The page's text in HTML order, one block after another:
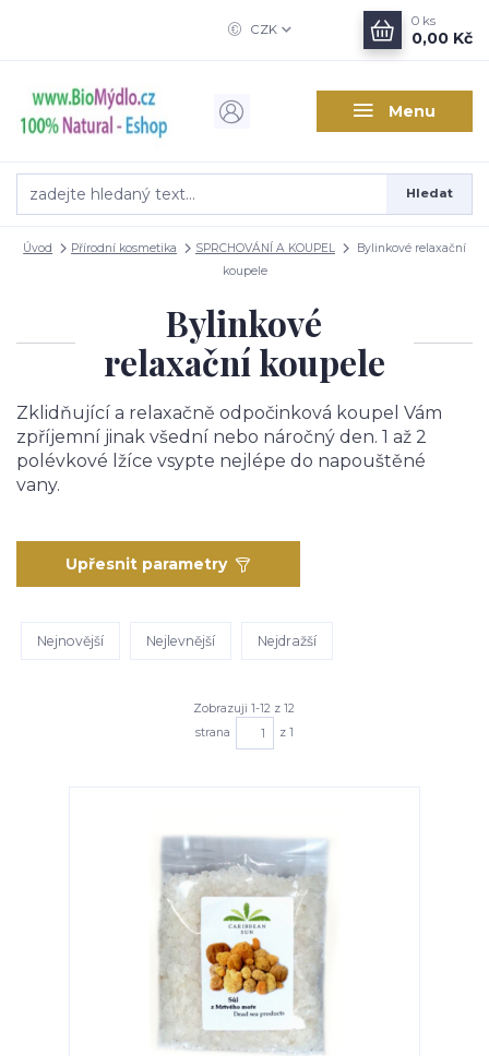
Menu
CZK
Hledat
0 ks
0,00 Kč
Úvod Přírodní kosmetika SPRCHOVÁNÍ A KOUPEL
Bylinkové relaxační
koupele
Bylinkové
relaxační koupele
Zklidňující a relaxačně odpočinková koupel Vám
zpříjemní jinak všední nebo náročný den. 1 až 2
polévkové lžíce vsypte nejlépe do napouštěné
vany.
Upřesnit parametry
Nejnovější Nejlevnější Nejdražší
Zobrazuji 1-12 z 12
strana
z 1